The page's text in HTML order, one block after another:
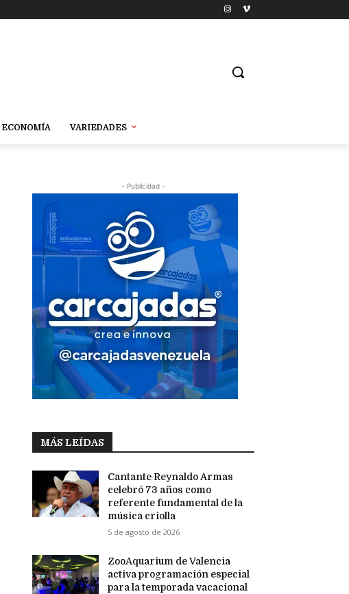
ECONOMÍA VARIEDADES
- Publicidad -
MÁS LEÍDAS
Cantante Reynaldo Armas
celebró 73 años como
referente fundamental de la
música criolla
5 de agosto de 2026
ZooAquarium de Valencia
activa programación especial
para la temporada vacacional